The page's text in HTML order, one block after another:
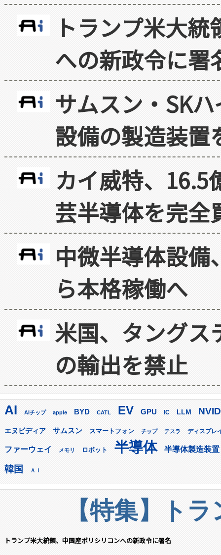
トランプ米大
への新政令に署
サムスン・SK
設備の製造装置
カイ威特、16.5
芸半導体を完全
中微半導体設
ら本格稼働へ
米国、タングス
の輸出を禁止
AI AIチップ apple BYD CATL EV GPU IC LLM
エヌビディア サムスン スマートフォン チップ テスラ ディスプレ
ファーウェイ メモリ ロボット 半導体 半導体製造装置
韓国 ＡＩ
【特集】ト
トランプ米大統領、中国産ポリシリコンへの新政令に署名